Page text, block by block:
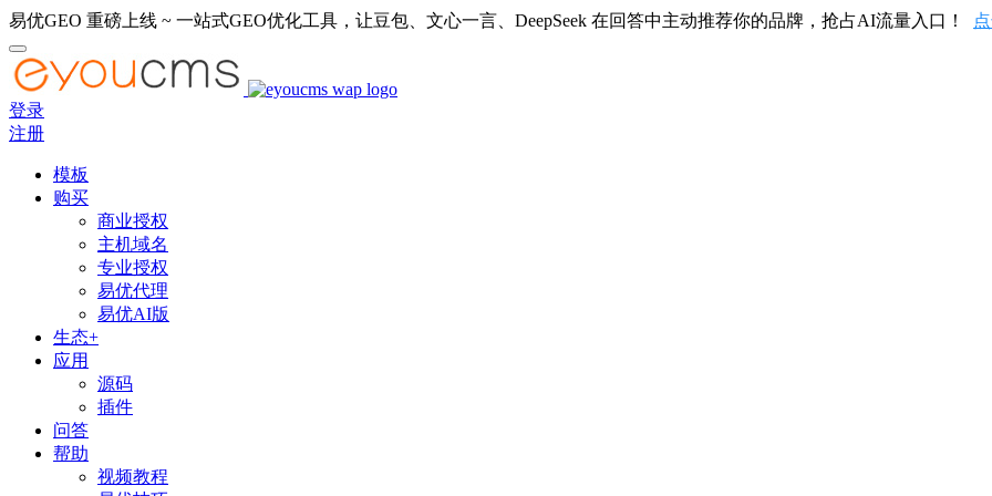
易优GEO 重磅上线 ~ 一站式GEO优化工具，让豆包、文心一言、DeepSeek 在回答中主动推荐你的品牌，抢占AI流量入口！
登录
注册
模板
购买
商业授权
主机域名
专业授权
易优代理
易优AI版
生态+
应用
源码
插件
问答
帮助
视频教程